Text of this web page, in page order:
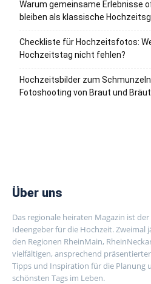
Warum gemeinsame Erlebnisse
bleiben als klassische
Checkliste für Hochzeitsfotos:
Hochzeitstag nicht fehlen?
Hochzeitsbilder zum
Fotoshooting von Braut und
Über uns
Das regionale heiraten Magazin ist
Ideengeber für die Hochzeit. Zweimal
den Regionen RheinMain,
vielfältigen, ansprechend
Tipps und Inspiration für die Planung
schönsten Tags im Leben.